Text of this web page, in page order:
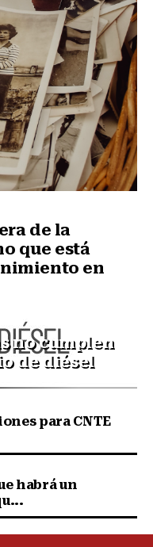
de la
que está
en
no cumplen
de diésel
para CNTE
habrá un